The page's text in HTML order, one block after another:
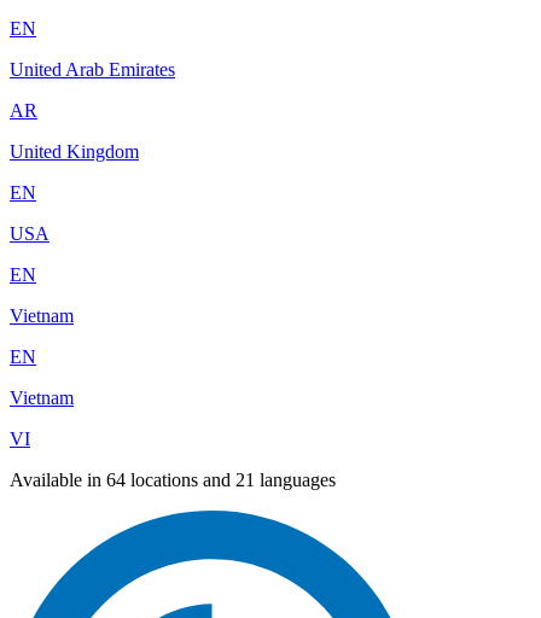
EN
United Arab Emirates
AR
United Kingdom
EN
USA
EN
Vietnam
EN
Vietnam
VI
Available in 64 locations and 21 languages